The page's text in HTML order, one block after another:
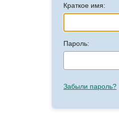
Краткое имя:
Пароль:
Забыли пароль?